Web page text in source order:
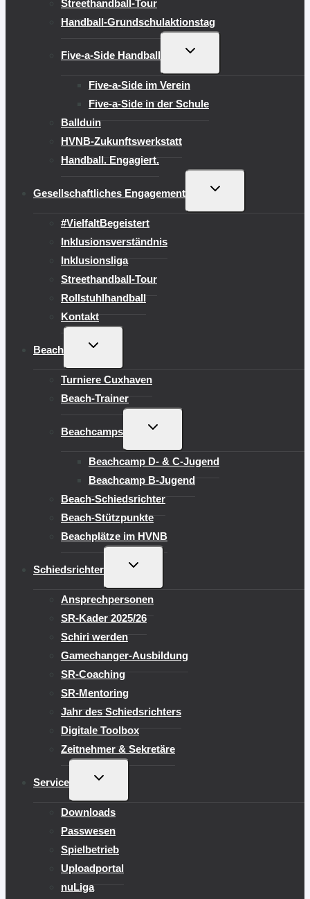
Streethandball-Tour
Handball-Grundschulaktionstag
Five-a-Side Handball
UNTERMENÜ
Five-a-Side im Verein
Five-a-Side in der Schule
Ballduin
HVNB-Zukunftswerkstatt
Handball. Engagiert.
Gesellschaftliches Engagement
UNTERMENÜ
#VielfaltBegeistert
Inklusionsverständnis
Inklusionsliga
Streethandball-Tour
Rollstuhlhandball
Kontakt
Beach
UNTERMENÜ
Turniere Cuxhaven
Beach-Trainer
Beachcamps
UNTERMENÜ
Beachcamp D- & C-Jugend
Beachcamp B-Jugend
Beach-Schiedsrichter
Beach-Stützpunkte
Beachplätze im HVNB
Schiedsrichter
UNTERMENÜ
Ansprechpersonen
SR-Kader 2025/26
Schiri werden
Gamechanger-Ausbildung
SR-Coaching
SR-Mentoring
Jahr des Schiedsrichters
Digitale Toolbox
Zeitnehmer & Sekretäre
Service
UNTERMENÜ
Downloads
Passwesen
Spielbetrieb
Uploadportal
nuLiga